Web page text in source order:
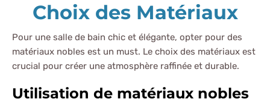
Choix des Matériaux
Pour une salle de bain chic et élégante, opter pour des
matériaux nobles est un must. Le choix des matériaux est
crucial pour créer une atmosphère raffinée et durable.
Utilisation de matériaux nobles